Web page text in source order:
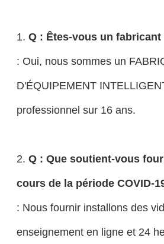
1. Q : Êtes-vous un fabricant
: Oui, nous sommes un
D'ÉQUIPEMENT
professionnel sur 16 ans.
2. Q : Que soutient-vous
cours de la période COVID-
: Nous fournir installons des
enseignement en ligne et 24